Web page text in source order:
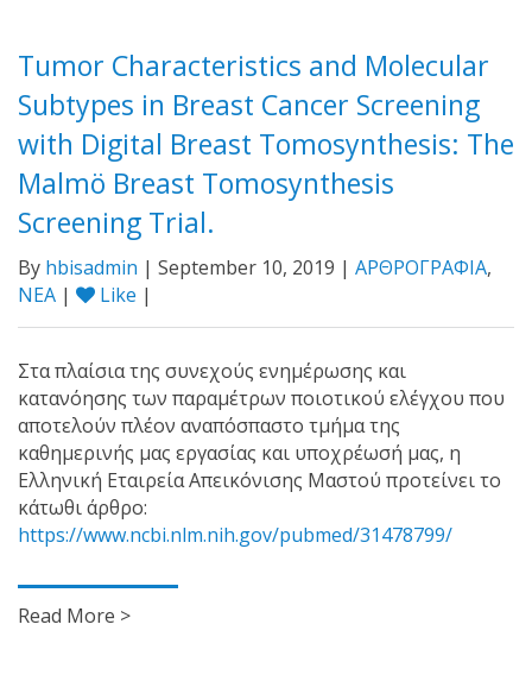
Tumor Characteristics and Molecular
Subtypes in Breast Cancer Screening
with Digital Breast Tomosynthesis: The
Malmö Breast Tomosynthesis
Screening Trial.
By hbisadmin | September 10, 2019 | ΑΡΘΡΟΓΡΑΦΙΑ,
ΝΕΑ | Like |
Στα πλαίσια της συνεχούς ενημέρωσης και
κατανόησης των παραμέτρων ποιοτικού ελέγχου που
αποτελούν πλέον αναπόσπαστο τμήμα της
καθημερινής μας εργασίας και υποχρέωσή μας, η
Ελληνική Εταιρεία Απεικόνισης Μαστού προτείνει το
κάτωθι άρθρο:
https://www.ncbi.nlm.nih.gov/pubmed/31478799/
Read More >